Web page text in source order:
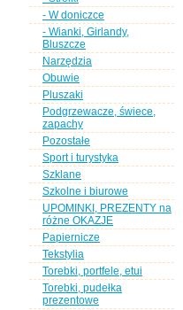
- W doniczce
- Wianki, Girlandy,
Bluszcze
Narzędzia
Obuwie
Pluszaki
Podgrzewacze, świece,
zapachy
Pozostałe
Sport i turystyka
Szklane
Szkolne i biurowe
UPOMINKI, PREZENTY na
różne OKAZJE
Papiernicze
Tekstylia
Torebki, portfele, etui
Torebki, pudełka
prezentowe